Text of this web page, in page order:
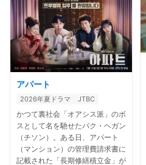
アパート
2026年夏ドラマ JTBC
かつて裏社会「オアシス派」のボ
スとして名を馳せたパク・ヘガン
（チソン）。ある日、アパート
（マンション）の管理費請求書に
記載された「長期修繕積立金」が